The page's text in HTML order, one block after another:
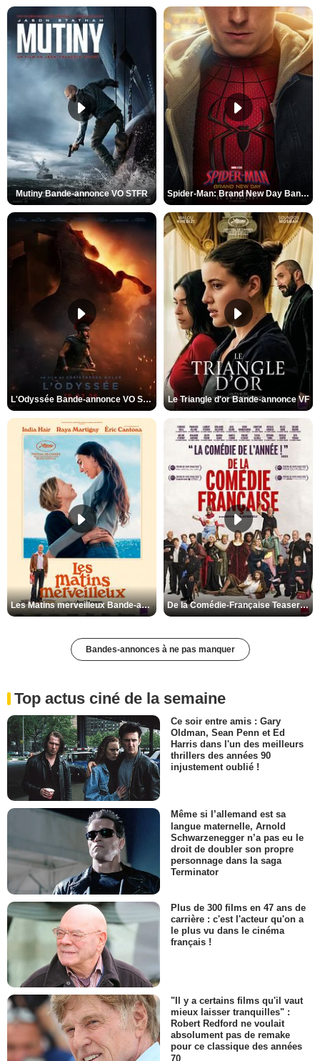
Mutiny Bande-annonce VO STFR Spider-Man: Brand New Day Bande-annonce VO STFR
L'Odyssée Bande-annonce VO STFR Le Triangle d'or Bande-annonce VF
Les Matins merveilleux Bande-annonce VF De la Comédie-Française Teaser VF
Bandes-annonces à ne pas manquer
Top actus ciné de la semaine
Ce soir entre amis : Gary
Oldman, Sean Penn et Ed
Harris dans l'un des meilleurs
thrillers des années 90
injustement oublié !
Même si l’allemand est sa
langue maternelle, Arnold
Schwarzenegger n’a pas eu le
droit de doubler son propre
personnage dans la saga
Terminator
Plus de 300 films en 47 ans de
carrière : c'est l'acteur qu'on a
le plus vu dans le cinéma
français !
"Il y a certains films qu'il vaut
mieux laisser tranquilles" :
Robert Redford ne voulait
absolument pas de remake
pour ce classique des années
70